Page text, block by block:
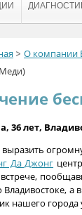
О компании
36 лет,
Да Джонг
Владивостоке, а
нашего